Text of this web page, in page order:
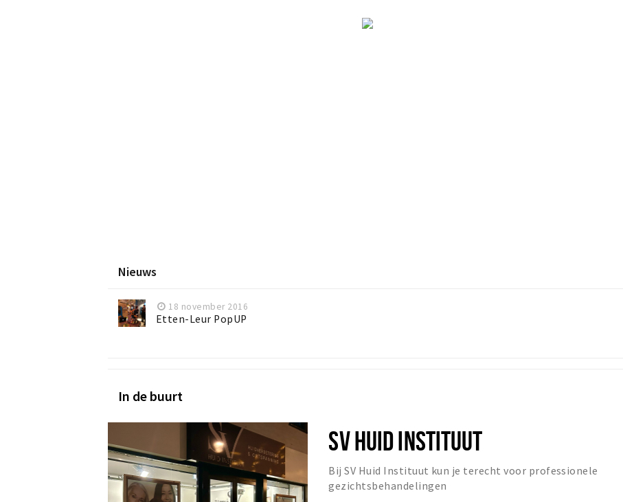
Nieuws
18 november 2016
Etten-Leur PopUP
In de buurt
SV HUID INSTITUUT
Bij SV Huid Instituut kun je terecht voor professionele
gezichtsbehandelingen